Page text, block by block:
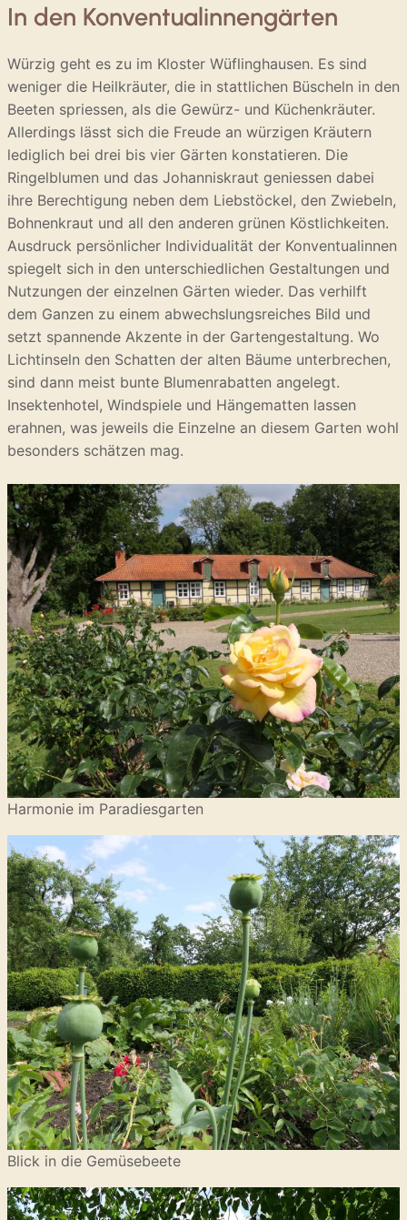
In den Konventualinnengärten
Würzig geht es zu im Kloster Wüflinghausen. Es sind
weniger die Heilkräuter, die in stattlichen Büscheln in den
Beeten spriessen, als die Gewürz- und Küchenkräuter.
Allerdings lässt sich die Freude an würzigen Kräutern
lediglich bei drei bis vier Gärten konstatieren. Die
Ringelblumen und das Johanniskraut geniessen dabei
ihre Berechtigung neben dem Liebstöckel, den Zwiebeln,
Bohnenkraut und all den anderen grünen Köstlichkeiten.
Ausdruck persönlicher Individualität der Konventualinnen
spiegelt sich in den unterschiedlichen Gestaltungen und
Nutzungen der einzelnen Gärten wieder. Das verhilft
dem Ganzen zu einem abwechslungsreiches Bild und
setzt spannende Akzente in der Gartengestaltung. Wo
Lichtinseln den Schatten der alten Bäume unterbrechen,
sind dann meist bunte Blumenrabatten angelegt.
Insektenhotel, Windspiele und Hängematten lassen
erahnen, was jeweils die Einzelne an diesem Garten wohl
besonders schätzen mag.
Harmonie im Paradiesgarten
Blick in die Gemüsebeete